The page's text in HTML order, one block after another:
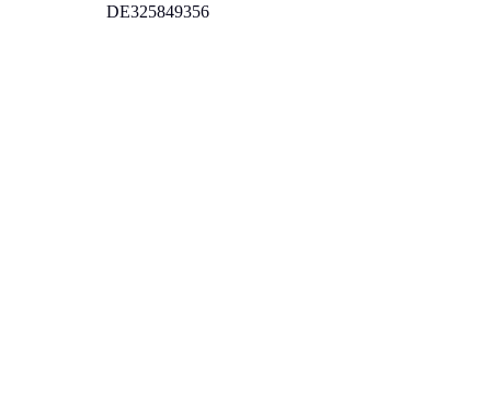
DE325849356